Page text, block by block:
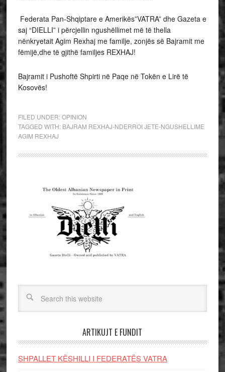
Federata Pan-Shqiptare e Amerikës”VATRA” dhe Gazeta e
saj “DIELLI” i përcjellin ngushëllimet më të thella
nënkryetait Agim Rexhaj me familje, zonjës së Bajramit me
fëmijë,dhe të gjithë familjes REXHAJ!
Bajramit i Pushoftë Shpirti në Paqe në Tokën e Lirë të
Kosovës!
FILED UNDER:OPINION
TAGGED WITH: BAJRAM REXHAJ-NDERROI JETE-NGUSHELLIME
AGIM REXHAJ
ARTIKUJT E FUNDIT
SHPALLET KËSHILLI I FEDERATËS VATRA